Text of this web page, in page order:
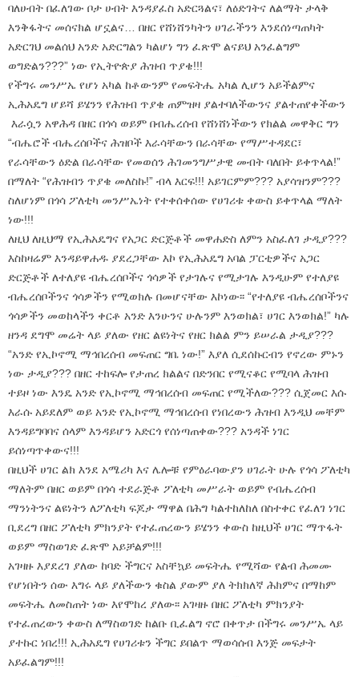
ባለሀብት በፈለገው ቦታ ሀብት እንዳያፈስ አድርጓልና፣ ለዕድገትና ለልማት ታላቅ
እንቅፋትና መሰናክል ሆኗልና… በዘር የሸነሸንካትን ሀገራችንን እንደሰነጣጠካት
አድርገህ መልሰህ አንድ አድርግልን ካልሆነ ግን ፈጽሞ ልናይህ አንፈልግም
ወግድልን???” ነው የኢትዮጵያ ሕዝብ ጥያቄ!!!
የችግሩ መንሥኤ የሆነ አካል ከቶውንም የመፍትሔ አካል ሊሆን አይችልምና
ኢሕአዴግ ሆይሻ ይሄንን የሕዝብ ጥያቄ ጠምዝዛ ያልተባለችውንና ያልተጠየቀችውን
እራሷን አዋሕዳ በዘር በጎሳ ወይም በብሔረሰብ የሸነሸነችውን የክልል መዋቅር ግን
“ብሔሮች ብሔረሰቦችና ሕዝቦች እራሳቸውን በራሳቸው የማሥተዳደር፣
የራሳቸውን ዕድል በራሳቸው የመወሰን ሕገመንግሥታዊ መብት ባለበት ይቀጥላል!”
በማለት “የሕዝብን ጥያቄ መለስኩ!” ብላ እርፍ!!! አይገርምም??? አያሳዝንም???
ስለሆነም በጎሳ ፖለቲካ መንሥኤነት የተቀሰቀሰው የሀገሪቱ ቀውስ ይቀጥላል ማለት
ነው!!!
ለዚህ ለዚህማ የኢሕአዴግና የአጋር ድርጅቶች መዋሐድስ ለምን አስፈለገ ታዲያ???
እስከዛሬም እንዳይዋሐዱ ያደረጋቸው እኮ የኢሕአዴግ አባል ፓርቲዎችና አጋር
ድርጅቶች ለተለያዩ ብሔረሰቦችና ጎሳዎች የታገሉና የሚታገሉ እንዲሁም የተለያዩ
ብሔረሰቦችንና ጎሳዎችን የሚወክሉ በመሆናቸው እኮነው፡፡ “የተለያዩ ብሔረሰቦችንና
ጎሳዎችን መወከላችን ቀርቶ አንድ እንሁንና ሁሉንም እንወክል፣ ሀገር እንወክል!” ካሉ
ዘንዳ ደግሞ መሬት ላይ ያለው የዘር ልዩነትና የዘር ክልል ምን ይሠራል ታዲያ???
“አንድ የኢኮኖሚ ማኅበረሰብ መፍጠር ግቤ ነው!” እያለ ሲደሰኩርብን የኖረው ምኑን
ነው ታዲያ??? በዘር ተከፍሎ የታጠረ ክልልና በድንበር የሚናቆር የሚባላ ሕዝብ
ተይዞ ነው እንዴ አንድ የኢኮኖሚ ማኅበረሰብ መፍጠር የሚችለው??? ሲጀመር እሱ
እራሱ አይደለም ወይ አንድ የኢኮኖሚ ማኅበረሰብ የነበረውን ሕዝብ እንዲህ መቸም
እንዳይግባባና ሰላም እንዳይሆን አድርጎ የሰነጣጠቀው??? አንዳች ነገር
ይሰነጣጥቀውና!!!
በዚህች ሀገር ልክ እንደ አሜሪካ እና ሌሎቹ የምዕራባውያን ሀገራት ሁሉ የጎሳ ፖለቲካ
ማለትም በዘር ወይም በጎሳ ተደራጅቶ ፖለቲካ መሥራት ወይም የብሔረሰብ
ማንነትንና ልዩነትን ለፖለቲካ ፍጆታ ማዋል በሕግ ካልተከለከለ በስተቀር የፈለገ ነገር
ቢደረግ በዘር ፖለቲካ ምክንያት የተፈጠረውን ይሄንን ቀውስ ከዚህች ሀገር ማጥፋት
ወይም ማስወገድ ፈጽሞ አይቻልም!!!
አገዛዙ እያደረገ ያለው ከባድ ችግርና አስቸኳይ መፍትሔ የሚሻው የልብ ሕመሙ
የሆነበትን ሰው እግሩ ላይ ያለችውን ቁስል ያውም ያለ ትክክለኛ ሕክምና በማከም
መፍትሔ ለመስጠት ነው እየሞከረ ያለው፡፡ አገዛዙ በዘር ፖለቲካ ምክንያት
የተፈጠረውን ቀውስ ለማስወገድ ከልቡ ቢፈልግ ኖሮ በቀጥታ በችግሩ መንሥኤ ላይ
ያተኩር ነበረ!!! ኢሕአዴግ የሀገሪቱን ችግር ይበልጥ ማወሳሰብ እንጅ መፍታት
አይፈልግም!!!